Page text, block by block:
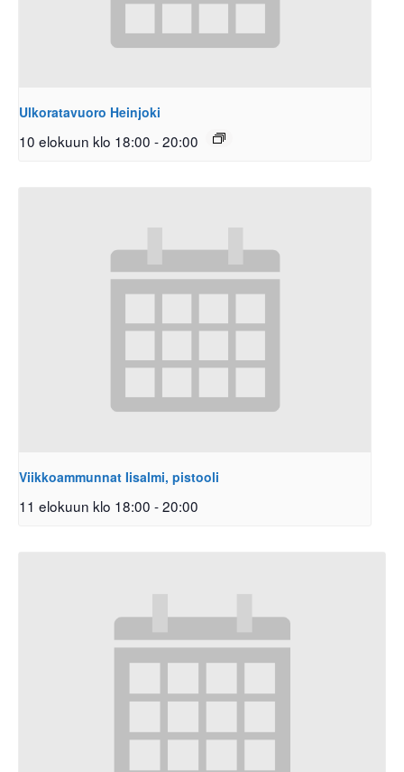
Ulkoratavuoro Heinjoki
10 elokuun klo 18:00 -20:00
Viikkoammunnat Iisalmi, pistooli
11 elokuun klo 18:00 -20:00